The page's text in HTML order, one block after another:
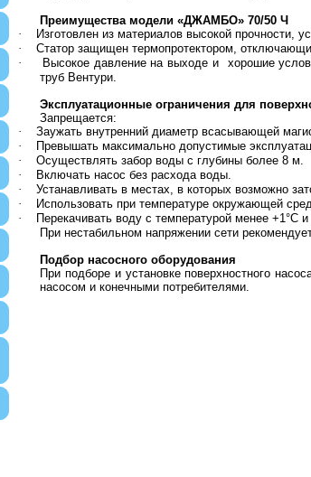
Преимущества модели «ДЖАМБО» 70/50 Ч
·
Изготовлен из материалов высокой прочности,
·
Статор защищен термопротектором,
·
Высокое давление на выходе и хорошие
труб Вентури.
Эксплуатационные ограничения для
Запрещается:
·
Заужать внутренний диаметр всасывающей
·
Превышать максимально допустимые
·
Осуществлять забор воды с глубины более 8 м.
·
Включать насос без расхода воды.
·
Устанавливать в местах, в которых возможно
·
Использовать при температуре окружающей
·
Перекачивать воду с температурой менее +1°С
При нестабильном напряжении сети
Подбор насосного оборудования
При подборе и установке поверхностного
насосом и конечными потребителями.